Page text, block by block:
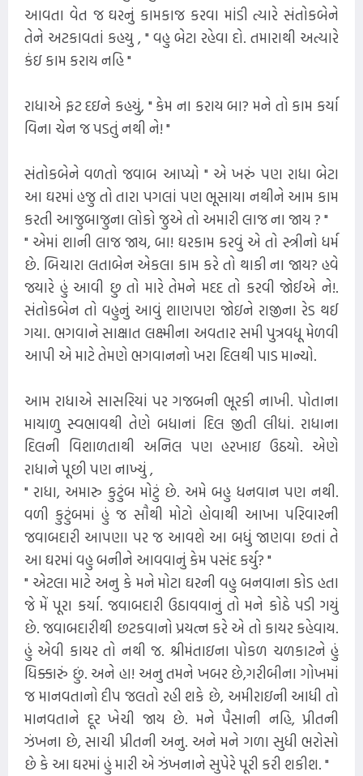
આવતા વેત જ ઘરનું કામકાજ કરવા માંડી ત્યારે સંતોકબેને
તેને અટકાવતાં કહયુ , " વહુ બેટા રહેવા દો. તમારાથી અત્યારે
કંઇ કામ કરાય નહિ "
રાધાએ ફટ દઇને કહયું, " કેમ ના કરાય બા? મને તો કામ કર્યા
વિના ચેન જ પડતું નથી ને! "
સંતોકબેને વળતો જવાબ આપ્યો " એ ખરું પણ રાધા બેટા
આ ઘરમાં હજુ તો તારા પગલાં પણ ભૂસાયા નથીને આમ કામ
કરતી આજુબાજુના લોકો જુએ તો અમારી લાજ ના જાય ? "
" એમાં શાની લાજ જાય, બા! ઘરકામ કરવું એ તો સ્ત્રીનો ધર્મ
છે. બિચારા લતાબેન એકલા કામ કરે તો થાકી ના જાય? હવે
જયારે હું આવી છુ તો મારે તેમને મદદ તો કરવી જોઈએ ને!.
સંતોકબેન તો વહુનું આવું શાણપણ જોઇને રાજીના રેડ થઈ
ગયા. ભગવાને સાક્ષાત લક્ષ્મીના અવતાર સમી પુત્રવધૂ મેળવી
આપી એ માટે તેમણે ભગવાનનો ખરા દિલથી પાડ માન્યો.
આમ રાધાએ સાસરિયાં પર ગજબની ભૂરકી નાખી. પોતાના
માયાળુ સ્વભાવથી તેણે બધાનાં દિલ જીતી લીધાં. રાધાના
દિલની વિશાળતાથી અનિલ પણ હરખાઇ ઉઠયો. એણે
રાધાને પૂછી પણ નાખ્યું ,
" રાધા, અમારુ કુટુંબ મોટું છે. અમે બહુ ધનવાન પણ નથી.
વળી કુટુંબમાં હું જ સૌથી મોટો હોવાથી આખા પરિવારની
જવાબદારી આપણા પર જ આવશે આ બધું જાણવા છતાં તે
આ ઘરમાં વહુ બનીને આવવાનું કેમ પસંદ કર્યુ? "
" એટલા માટે અનુ કે મને મોટા ઘરની વહુ બનવાના કોડ હતા
જે મેં પૂરા કર્યા. જવાબદારી ઉઠાવવાનું તો મને કોઠે પડી ગયું
છે. જવાબદારીથી છટકવાનો પ્રયત્ન કરે એ તો કાયર કહેવાય.
હું એવી કાયર તો નથી જ. શ્રીમંતાઇના પોકળ ચળકાટને હું
ધિક્કારું છું. અને હા! અનુ તમને ખબર છે,ગરીબીના ગોખમાં
જ માનવતાનો દીપ જલતો રહી શકે છે, અમીરાઇની આધી તો
માનવતાને દૂર ખેચી જાય છે. મને પૈસાની નહિ, પ્રીતની
ઝંખના છે, સાચી પ્રીતની અનુ. અને મને ગળા સુધી ભરોસો
છે કે આ ઘરમાં હું મારી એ ઝંખનાને સુપેરે પૂરી કરી શકીશ. "